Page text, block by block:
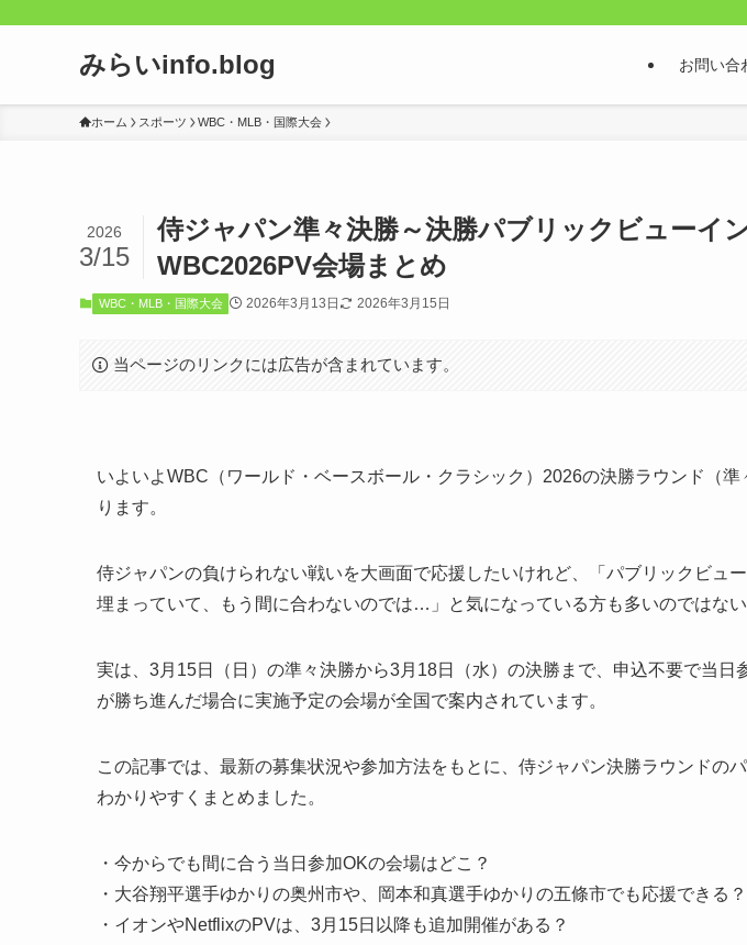
みらいinfo.blog お問い合
ホーム スポーツ WBC・MLB・国際大会
侍ジャパン準々決勝～決勝パブリックビューイ
WBC2026PV会場まとめ
2026
3/15
WBC・MLB・国際大会 2026年3月13日 2026年3月15日
当ページのリンクには広告が含まれています。
いよいよWBC（ワールド・ベースボール・クラシック）2026の決勝ラウンド（準
ります。
侍ジャパンの負けられない戦いを大画面で応援したいけれど、「パブリックビュ
埋まっていて、もう間に合わないのでは…」と気になっている方も多いのではない
実は、3月15日（日）の準々決勝から3月18日（水）の決勝まで、申込不要で当日
が勝ち進んだ場合に実施予定の会場が全国で案内されています。
この記事では、最新の募集状況や参加方法をもとに、侍ジャパン決勝ラウンドの
わかりやすくまとめました。
・今からでも間に合う当日参加OKの会場はどこ？
・大谷翔平選手ゆかりの奥州市や、岡本和真選手ゆかりの五條市でも応援できる？
・イオンやNetflixのPVは、3月15日以降も追加開催がある？